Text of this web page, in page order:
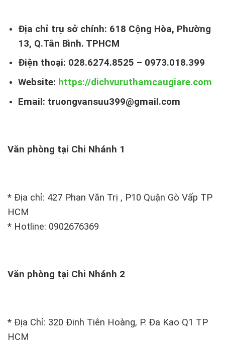
Địa chỉ trụ sở chính: 618 Cộng Hòa, Phường
13, Q.Tân Bình. TPHCM
Điện thoại: 028.6274.8525 – 0973.018.399
Website: https://dichvuruthamcaugiare.com
Email: truongvansuu399@gmail.com
Văn phòng tại Chi Nhánh 1
* Địa chỉ: 427 Phan Văn Trị , P10 Quận Gò Vấp TP
HCM
* Hotline: 0902676369
Văn phòng tại Chi Nhánh 2
* Địa Chỉ: 320 Đinh Tiên Hoàng, P. Đa Kao Q1 TP
HCM